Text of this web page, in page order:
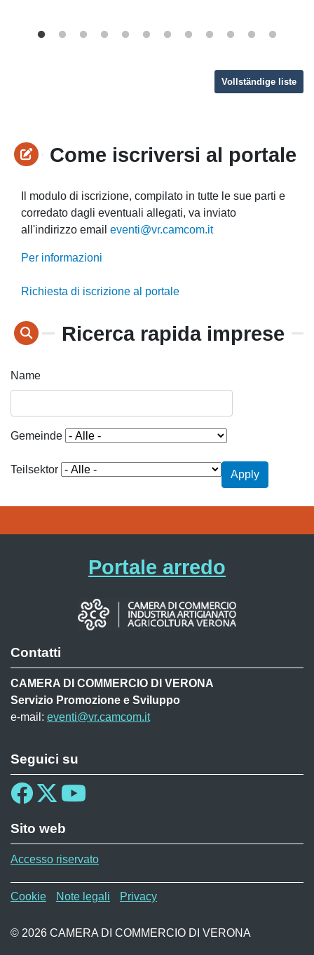
Vollständige liste
Come iscriversi al portale
Il modulo di iscrizione, compilato in tutte le sue parti e
corredato dagli eventuali allegati, va inviato
all'indirizzo email eventi@vr.camcom.it
Per informazioni
Richiesta di iscrizione al portale
Ricerca rapida imprese
Name
Gemeinde
Teilsektor Apply
Portale arredo
Contatti
CAMERA DI COMMERCIO DI VERONA
Servizio Promozione e Sviluppo
e-mail: eventi@vr.camcom.it
Seguici su
Sito web
Accesso riservato
Menù privacy MAF
Cookie Note legali Privacy
© 2026 CAMERA DI COMMERCIO DI VERONA